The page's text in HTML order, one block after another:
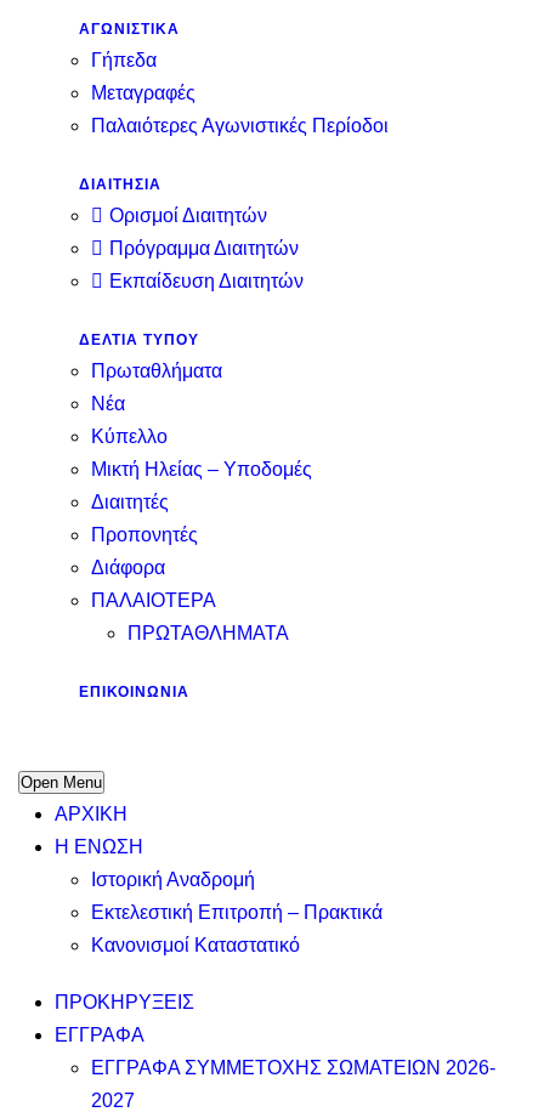
ΑΓΩΝΙΣΤΙΚΑ
Γήπεδα
Μεταγραφές
Παλαιότερες Αγωνιστικές Περίοδοι
ΔΙΑΙΤΗΣΙΑ
Ορισμοί Διαιτητών
Πρόγραμμα Διαιτητών
Εκπαίδευση Διαιτητών
ΔΕΛΤΙΑ ΤΥΠΟΥ
Πρωταθλήματα
Νέα
Κύπελλο
Μικτή Ηλείας – Υποδομές
Διαιτητές
Προπονητές
Διάφορα
ΠΑΛΑΙΟΤΕΡΑ
ΠΡΩΤΑΘΛΗΜΑΤΑ
ΕΠΙΚΟΙΝΩΝΊΑ
Open Menu
ΑΡΧΙΚΗ
Η ΕΝΩΣΗ
Ιστορική Αναδρομή
Εκτελεστική Επιτροπή – Πρακτικά
Κανονισμοί Καταστατικό
ΠΡΟΚΗΡΥΞΕΙΣ
ΕΓΓΡΑΦΑ
ΕΓΓΡΑΦΑ ΣΥΜΜΕΤΟΧΗΣ ΣΩΜΑΤΕΙΩΝ 2026-
2027